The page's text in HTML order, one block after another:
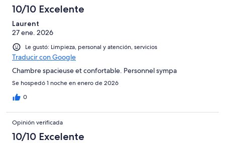
10/10 Excelente
Laurent
27 ene. 2026
Le gustó: Limpieza, personal y atención, servicios
Traducir con Google
Chambre spacieuse et confortable. Personnel sympa
Se hospedó 1 noche en enero de 2026
0
Opinión verificada
10/10 Excelente